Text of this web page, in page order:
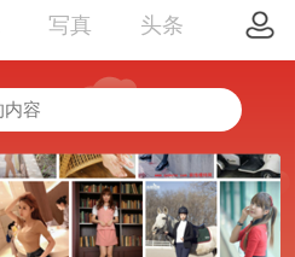
写真 头条